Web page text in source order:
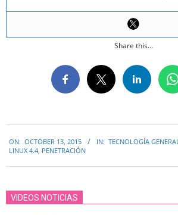
Share this...
10-
ON: OCTOBER 13, 2015 IN: TECNOLOGÍA GENERAL
LINUX 4.4 PENETRACIÓN
VIDEOS NOTICIAS